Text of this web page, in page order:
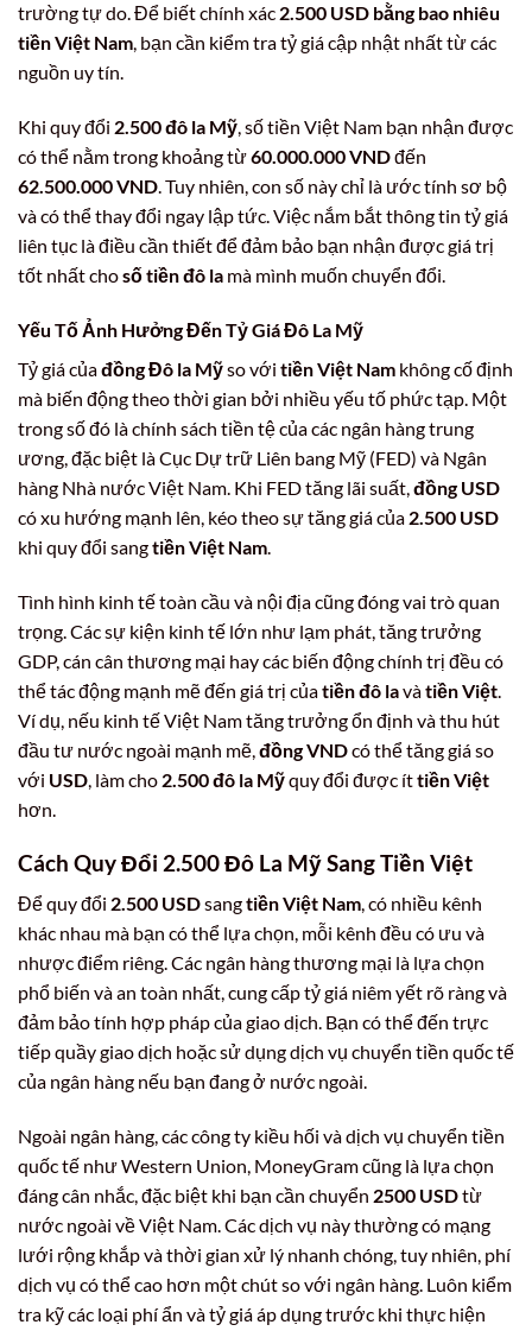
trường tự do. Để biết chính xác 2.500 USD bằng bao nhiêu
tiền Việt Nam, bạn cần kiểm tra tỷ giá cập nhật nhất từ các
nguồn uy tín.
Khi quy đổi 2.500 đô la Mỹ, số tiền Việt Nam bạn nhận được
có thể nằm trong khoảng từ60.000.000 VNDđến
62.500.000 VND. Tuy nhiên, con số này chỉ là ước tính sơ bộ
và có thể thay đổi ngay lập tức. Việc nắm bắt thông tin tỷ giá
liên tục là điều cần thiết để đảm bảo bạn nhận được giá trị
tốt nhất chosố tiền đô la mà mình muốn chuyển đổi.
Yếu Tố Ảnh Hưởng Đến Tỷ GiáĐô La Mỹ
Tỷ giá củađồng Đô la Mỹso với tiền Việt Nam không cố định
mà biến động theo thời gian bởi nhiều yếu tố phức tạp. Một
trong số đó là chính sách tiền tệ của các ngân hàng trung
ương, đặc biệt là Cục Dự trữ Liên bang Mỹ (FED) và Ngân
hàng Nhà nước Việt Nam. Khi FED tăng lãi suất,đồng USD
có xu hướng mạnh lên, kéo theo sự tăng giá của 2.500 USD
khi quy đổi sangtiền Việt Nam.
Tình hình kinh tế toàn cầu và nội địa cũng đóng vai trò quan
trọng. Các sự kiện kinh tế lớn như lạm phát, tăng trưởng
GDP, cán cân thương mại hay các biến động chính trị đều có
thể tác động mạnh mẽ đến giá trị củatiền đô lavàtiền Việt
Ví dụ, nếu kinh tế Việt Nam tăng trưởng ổn định và thu hút
đầu tư nước ngoài mạnh mẽ, đồng VNDcó thể tăng giá so
với USD , làm cho 2.500 đô la Mỹquy đổi được íttiền Việt
hơn.
Cách Quy Đổi 2.500 Đô La MỹSangTiền Việt
Để quy đổi 2.500 USDsangtiền Việt Nam, có nhiều kênh
khác nhau mà bạn có thể lựa chọn, mỗi kênh đều có ưu và
nhược điểm riêng. Các ngân hàng thương mại là lựa chọn
phổ biến và an toàn nhất, cung cấp tỷ giá niêm yết rõ ràng và
đảm bảo tính hợp pháp của giao dịch. Bạn có thể đến trực
tiếp quầy giao dịch hoặc sử dụng dịch vụ chuyển tiền quốc tế
của ngân hàng nếu bạn đang ở nước ngoài.
Ngoài ngân hàng, các công ty kiều hối và dịch vụ chuyển tiền
quốc tế như Western Union, MoneyGram cũng là lựa chọn
đáng cân nhắc, đặc biệt khi bạn cần chuyển 2500 USDtừ
nước ngoài về Việt Nam. Các dịch vụ này thường có mạng
lưới rộng khắp và thời gian xử lý nhanh chóng, tuy nhiên, phí
dịch vụ có thể cao hơn một chút so với ngân hàng. Luôn kiểm
tra kỹ các loại phí ẩn và tỷ giá áp dụng trước khi thực hiện